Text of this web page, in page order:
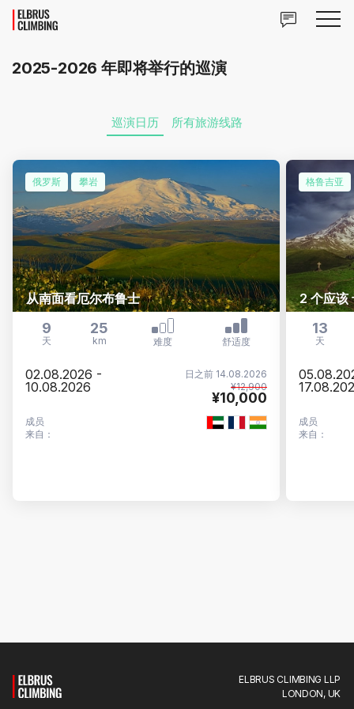
2025-2026 年即将举行的巡演
巡演日历 所有旅游线路
俄罗斯 攀岩
从南面看厄尔布鲁士
9
天
25
km 难度 舒适度
02.08.2026 -
10.08.2026
日之前 14.08.2026
¥12,900
¥10,000
成员
来自：
格鲁吉亚
2 个应该
13
天
成员
来自：
ELBRUS CLIMBING LLP
LONDON, UK